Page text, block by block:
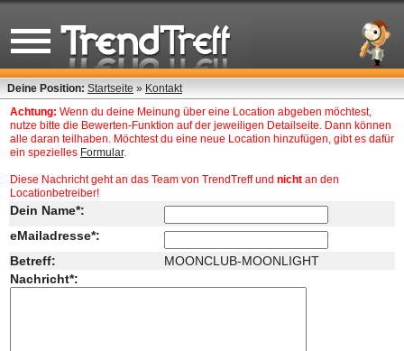
Deine Position: Startseite » Kontakt
Achtung: Wenn du deine Meinung über eine Location abgeben möchtest,
nutze bitte die Bewerten-Funktion auf der jeweiligen Detailseite. Dann können
alle daran teilhaben. Möchtest du eine neue Location hinzufügen, gibt es dafür
ein spezielles Formular.
Diese Nachricht geht an das Team von TrendTreff und nicht an den
Locationbetreiber!
Dein Name*:
eMailadresse*:
Betreff:
MOONCLUB-MOONLIGHT
Nachricht*: